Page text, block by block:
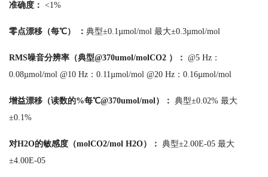
准确度： <1%
零点漂移（每℃） ： 典型±0.1µmol/mol 最大±0.3µmol/mol
RMS噪音分辨率（典型@370umol/molCO2 ）： @5 Hz：
0.08µmol/mol @10 Hz：0.11µmol/mol @20 Hz：0.16µmol/mol
增益漂移（读数的%每℃@370umol/mol）： 典型±0.02% 最大
±0.1%
对H2O的敏感度（molCO2/mol H2O）： 典型±2.00E-05 最大
±4.00E-05